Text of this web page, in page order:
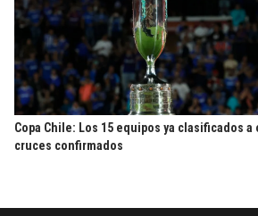
Copa Chile: Los 15 equipos ya clasificados
cruces confirmados